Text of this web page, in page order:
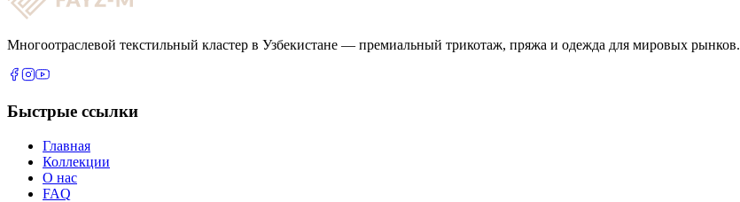
Многоотраслевой текстильный кластер в Узбекистане — премиальный трикотаж, пряжа и одежда для мировых рынков.
Быстрые ссылки
Главная
Коллекции
О нас
FAQ